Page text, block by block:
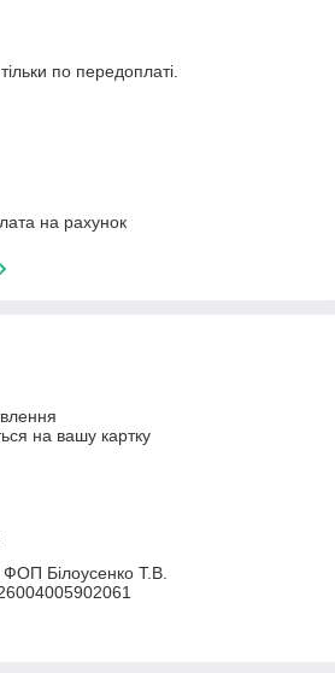
по передоплаті.
на рахунок
на вашу картку
Білоусенко Т.В.